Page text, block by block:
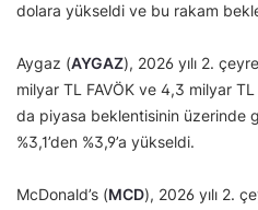
dolara yükseldi ve bu rakam
Aygaz (AYGAZ), 2026 yılı 2.
milyar TL FAVÖK ve 4,3 milyar
da piyasa beklentisinin üzerinde
%3,1’den %3,9’a yükseldi.
McDonald’s (MCD), 2026 yılı 2.